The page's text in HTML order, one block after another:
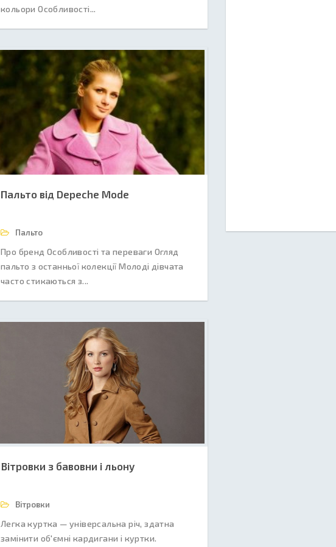
кольори Особливості...
Пальто від Depeche Mode
Пальто
Про бренд Особливості та переваги Огляд
пальто з останньої колекції Молоді дівчата
часто стикаються з...
Вітровки з бавовни і льону
Вітровки
Легка куртка — універсальна річ, здатна
замінити об'ємні кардигани і куртки.